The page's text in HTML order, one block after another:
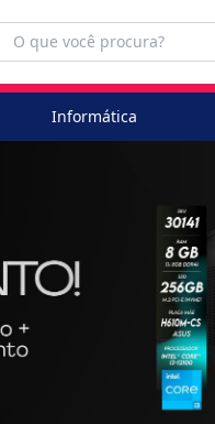
Informática